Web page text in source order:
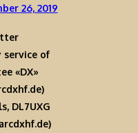
26, 2019
service of
«DX»
DL7UXG